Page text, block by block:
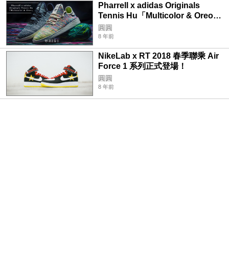
Pharrell x adidas Originals
Tennis Hu「Multicolor & Oreo」
聯乘配色正式登場！
圓圓
8 年前
NikeLab x RT 2018 春季聯乘 Air
Force 1 系列正式登場！
圓圓
8 年前